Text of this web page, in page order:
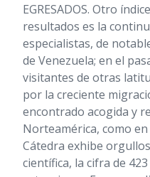
EGRESADOS. Otro
resultados es la
especialistas, de
de Venezuela; en el
visitantes de otras
por la creciente
encontrado acogida y
Norteamérica, como
Cátedra exhibe
científica, la cifra de